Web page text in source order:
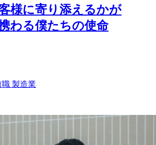
様に寄り添えるかが
わる僕たちの使命
職 製造業